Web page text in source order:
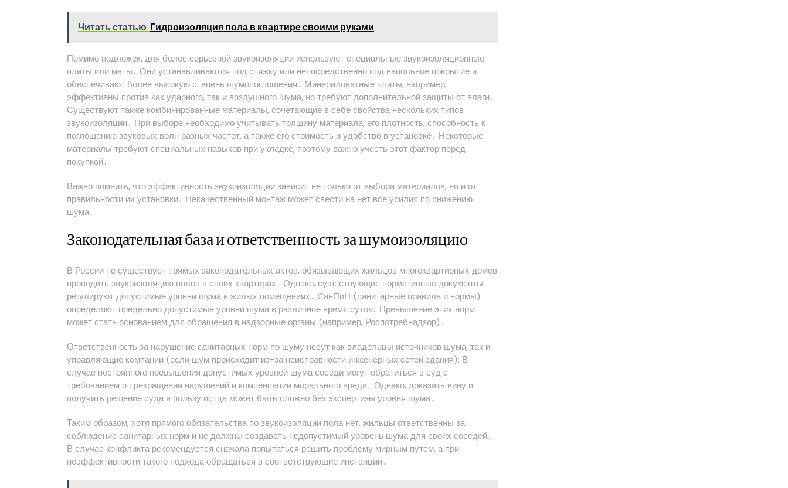
Читать статью Гидроизоляция пола в квартире своими руками
Помимо подложек, для более серьезной звукоизоляции используют специальные звукоизоляционные
плиты или маты․ Они устанавливаются под стяжку или непосредственно под напольное покрытие и
обеспечивают более высокую степень шумопоглощения․ Минераловатные плиты, например,
эффективны против как ударного, так и воздушного шума, но требуют дополнительной защиты от влаги․
Существуют также комбинированные материалы, сочетающие в себе свойства нескольких типов
звукоизоляции․ При выборе необходимо учитывать толщину материала, его плотность, способность к
поглощению звуковых волн разных частот, а также его стоимость и удобство в установке․ Некоторые
материалы требуют специальных навыков при укладке, поэтому важно учесть этот фактор перед
покупкой․
Важно помнить, что эффективность звукоизоляции зависит не только от выбора материалов, но и от
правильности их установки․ Некачественный монтаж может свести на нет все усилия по снижению
шума․
Законодательная база и ответственность за шумоизоляцию
В России не существует прямых законодательных актов, обязывающих жильцов многоквартирных домов
проводить звукоизоляцию полов в своих квартирах․ Однако, существующие нормативные документы
регулируют допустимые уровни шума в жилых помещениях․ СанПиН (санитарные правила и нормы)
определяют предельно допустимые уровни шума в различное время суток․ Превышение этих норм
может стать основанием для обращения в надзорные органы (например, Роспотребнадзор)․
Ответственность за нарушение санитарных норм по шуму несут как владельцы источников шума, так и
управляющие компании (если шум происходит из-за неисправности инженерных сетей здания); В
случае постоянного превышения допустимых уровней шума соседи могут обратиться в суд с
требованием о прекращении нарушений и компенсации морального вреда․ Однако, доказать вину и
получить решение суда в пользу истца может быть сложно без экспертизы уровня шума․
Таким образом, хотя прямого обязательства по звукоизоляции пола нет, жильцы ответственны за
соблюдение санитарных норм и не должны создавать недопустимый уровень шума для своих соседей․
В случае конфликта рекомендуется сначала попытаться решить проблему мирным путем, а при
неэффективности такого подхода обращаться в соответствующие инстанции․